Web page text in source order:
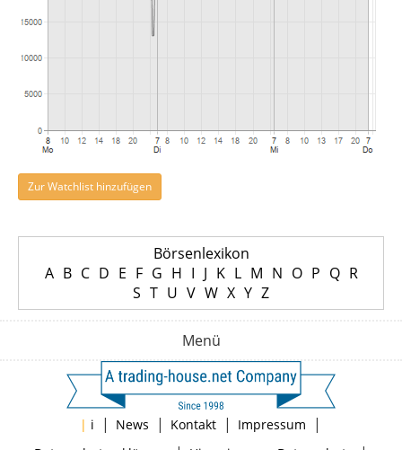
Zur Watchlist hinzufügen
Börsenlexikon
A B C D E F G H I J K L M N O P Q R
S T U V W X Y Z
Menü
| i | News | Kontakt | Impressum |